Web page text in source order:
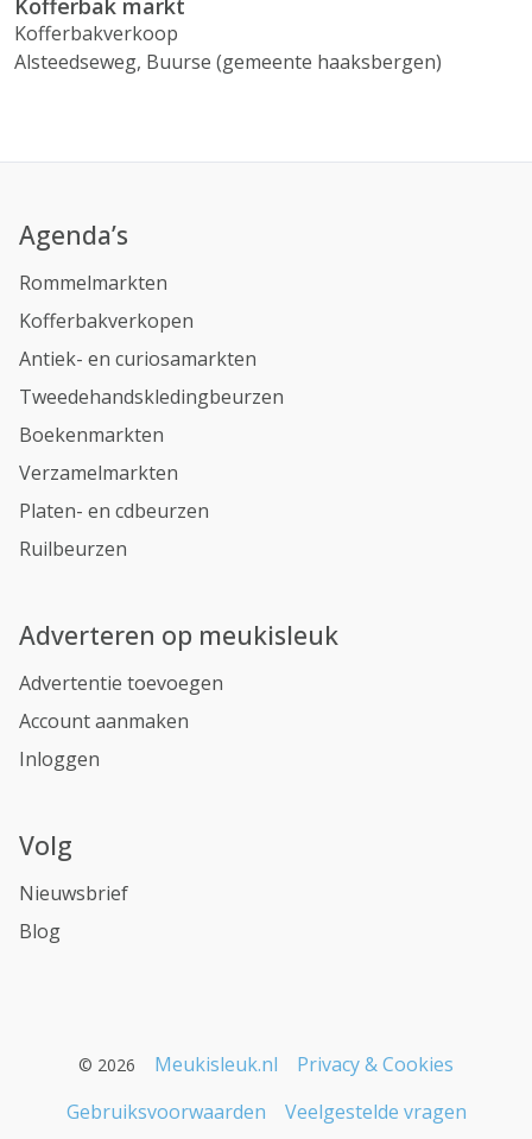
Kofferbak markt
Kofferbakverkoop
Alsteedseweg, Buurse (gemeente haaksbergen)
Agenda’s
Rommelmarkten
Kofferbakverkopen
Antiek- en curiosamarkten
Tweedehandskledingbeurzen
Boekenmarkten
Verzamelmarkten
Platen- en cdbeurzen
Ruilbeurzen
Adverteren op meukisleuk
Advertentie toevoegen
Account aanmaken
Inloggen
Volg
Nieuwsbrief
Blog
© 2026 Meukisleuk.nl
Privacy & Cookies
Gebruiksvoorwaarden
Veelgestelde vragen